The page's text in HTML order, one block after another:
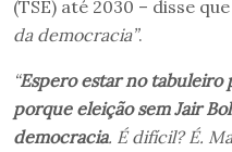
(TSE) até 2030 – disse que
da democracia”.
“Espero estar no tabuleiro
porque eleição sem Jair
democracia. É difícil? É.